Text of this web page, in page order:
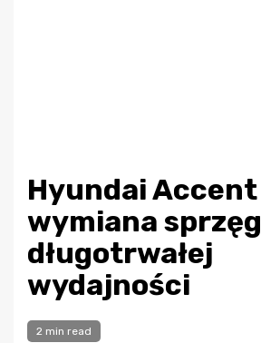
Hyundai Accent
wymiana
długotrwałej
wydajności
2 min read